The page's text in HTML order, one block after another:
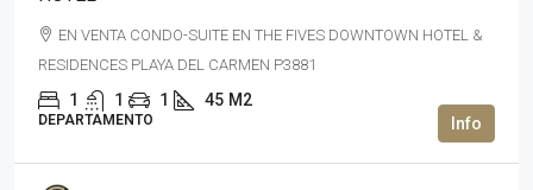
EN VENTA CONDO-SUITE EN THE FIVES DOWNTOWN HOTEL &
RESIDENCES PLAYA DEL CARMEN P3881
1 1 1 45 M2
DEPARTAMENTO